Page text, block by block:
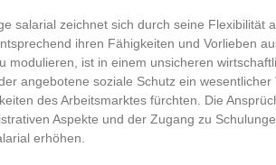
salarial zeichnet sich durch seine Flexibilität
ihren Fähigkeiten und Vorlieben
modulieren, ist in einem unsicheren
angebotene soziale Schutz ein
des Arbeitsmarktes fürchten. Die
Aspekte und der Zugang zu
erhöhen.